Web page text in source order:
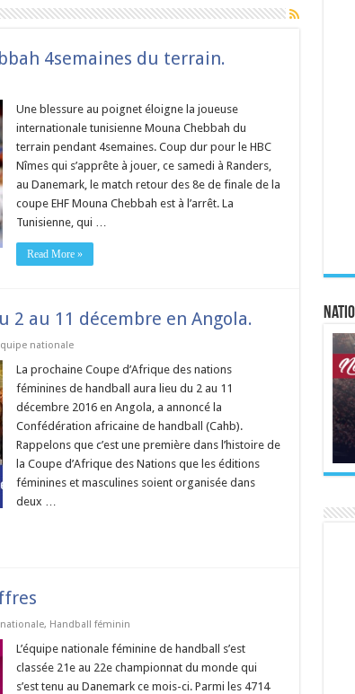
4semaines du terrain.
Une blessure au poignet éloigne la joueuse
internationale tunisienne Mouna Chebbah du
terrain pendant 4semaines. Coup dur pour le HBC
Nîmes qui s’apprête à jouer, ce samedi à Randers,
au Danemark, le match retour des 8e de finale de la
coupe EHF Mouna Chebbah est à l’arrêt. La
Tunisienne, qui …
Read More »
2 au 11 décembre en Angola.
nationale
La prochaine Coupe d’Afrique des nations
féminines de handball aura lieu du 2 au 11
décembre 2016 en Angola, a annoncé la
Confédération africaine de handball (Cahb).
Rappelons que c’est une première dans l’histoire de
la Coupe d’Afrique des Nations que les éditions
féminines et masculines soient organisée dans
deux …
, Handball féminin
L’équipe nationale féminine de handball s’est
classée 21e au 22e championnat du monde qui
s’est tenu au Danemark ce mois-ci. Parmi les 4714